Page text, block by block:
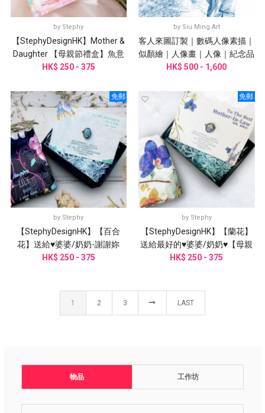
物品 工作坊
by Stephy
【StephyDesignHK】Mother &
Daughter 【母親節禮盒】魚意
花絲巾、絲巾扣
HK$ 250 - 375
by Siu Ming Art
客人來圖訂製｜數碼人像素描｜
似顏繪｜人像畫｜人像｜紀念品
｜
HK$ 500 - 1,600
免郵
by Stephy
【StephyDesignHK】【百合
花】送給♥婆婆/奶奶-謝謝妳
♥【母親節禮物】
HK$ 250 - 375
免郵
by Stephy
【StephyDesignHK】【蘭花】
送給最好的♥婆婆/奶奶♥【母親
節禮物】絲巾禮盒
HK$ 250 - 375
1 2 3 LAST